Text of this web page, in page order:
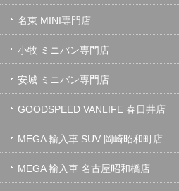
名東 MINI専門店
小牧 ミニバン専門店
安城 ミニバン専門店
GOODSPEED VANLIFE 春日井店
MEGA 輸入車 SUV 岡崎昭和町店
MEGA 輸入車 名古屋昭和橋店